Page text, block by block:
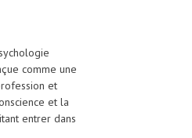
comme une
et
et la
entrer dans